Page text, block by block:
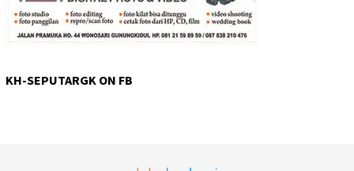
KH-SEPUTARGK ON FB